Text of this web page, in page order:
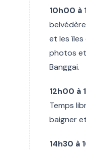
10h00 à
et les îles
photos
Banggai.
12h00 à
Temps
baigner
14h30 à